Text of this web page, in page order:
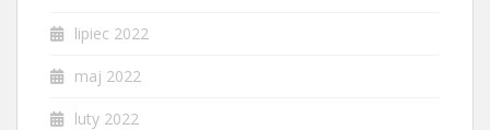
lipiec 2022
maj 2022
luty 2022